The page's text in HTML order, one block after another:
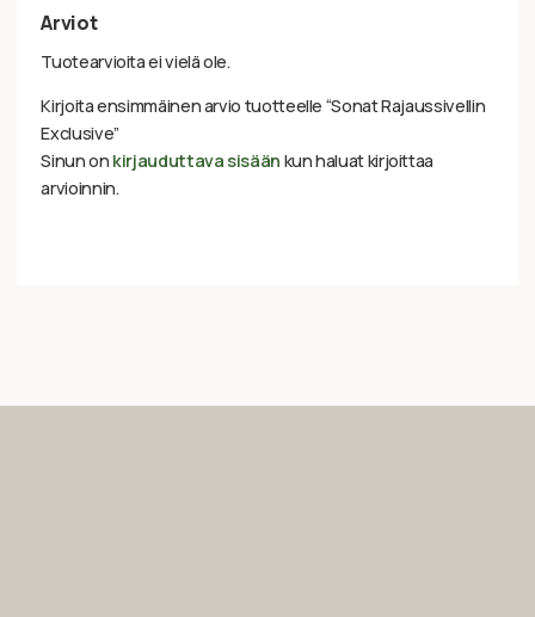
Arviot
Tuotearvioita ei vielä ole.
Kirjoita ensimmäinen arvio tuotteelle “Sonat Rajaussivellin
Exclusive”
Sinun on kirjauduttava sisään kun haluat kirjoittaa
arvioinnin.